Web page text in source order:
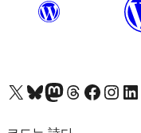
X(이전 트위터) 계정 방문하기블루스카이 계정 방문하기마스토돈 계정 방문하기스레드 계정 방문하기 페이스북 페이지 방문하기인스타그램 계정 방문하기 LinkedIn 계정 방문하기